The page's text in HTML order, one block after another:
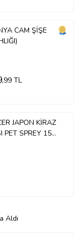
CAM ŞİŞE
,99 TL
JAPON KİRAZ
PET SPREY 150
Aldı